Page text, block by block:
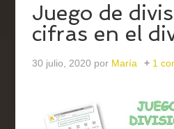
Juego de
cifras en el
30 julio, 2020 por María 1